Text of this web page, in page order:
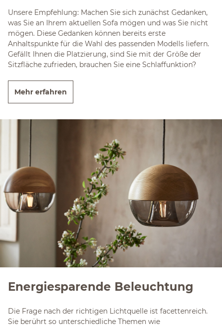
Unsere Empfehlung: Machen Sie sich zunächst Gedanken,
was Sie an Ihrem aktuellen Sofa mögen und was Sie nicht
mögen. Diese Gedanken können bereits erste
Anhaltspunkte für die Wahl des passenden Modells liefern.
Gefällt Ihnen die Platzierung, sind Sie mit der Größe der
Sitzfläche zufrieden, brauchen Sie eine Schlaffunktion?
Mehr erfahren
Energiesparende Beleuchtung
Die Frage nach der richtigen Lichtquelle ist facettenreich.
Sie berührt so unterschiedliche Themen wie